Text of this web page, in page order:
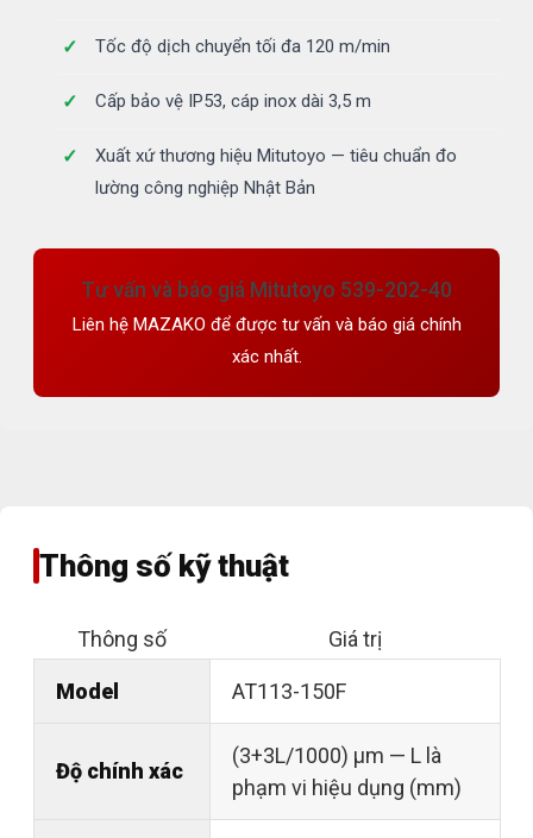
Tốc độ dịch chuyển tối đa 120 m/min
Cấp bảo vệ IP53, cáp inox dài 3,5 m
Xuất xứ thương hiệu Mitutoyo — tiêu chuẩn đo
lường công nghiệp Nhật Bản
Tư vấn và báo giá Mitutoyo 539-202-40
Liên hệ MAZAKO để được tư vấn và báo giá chính
xác nhất.
Thông số kỹ thuật
Thông số Giá trị
Model AT113-150F
Độ chính xác
(3+3L/1000) µm — L là
phạm vi hiệu dụng (mm)